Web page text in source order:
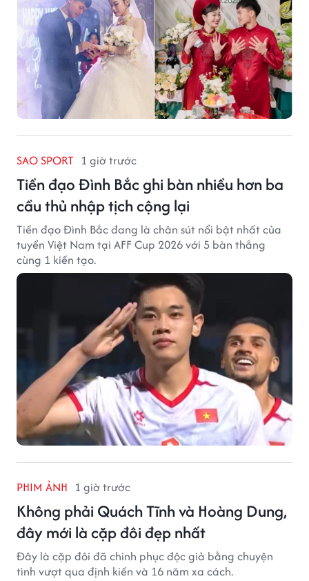
SAO SPORT 1 giờ trước
Tiền đạo Đình Bắc ghi bàn nhiều hơn ba
cầu thủ nhập tịch cộng lại
Tiền đạo Đình Bắc đang là chân sút nổi bật nhất của
tuyển Việt Nam tại AFF Cup 2026 với 5 bàn thắng
cùng 1 kiến tạo.
PHIM ẢNH 1 giờ trước
Không phải Quách Tĩnh và Hoàng Dung,
đây mới là cặp đôi đẹp nhất
Đây là cặp đôi đã chinh phục độc giả bằng chuyện
tình vượt qua định kiến và 16 năm xa cách.